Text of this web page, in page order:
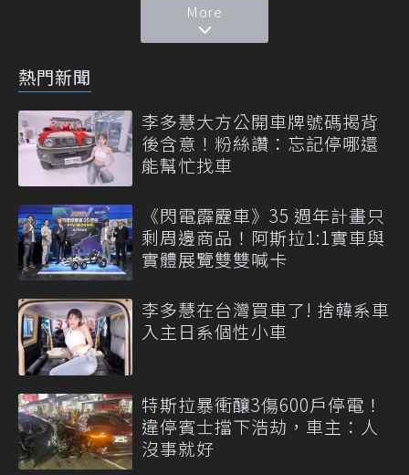
More
熱門新聞
李多慧大方公開車牌號碼揭背
後含意！粉絲讚：忘記停哪還
能幫忙找車
《閃電霹靂車》35 週年計畫只
剩周邊商品！阿斯拉1:1實車與
實體展覽雙雙喊卡
李多慧在台灣買車了! 捨韓系車
入主日系個性小車
特斯拉暴衝釀3傷600戶停電！
違停賓士擋下浩劫，車主：人
沒事就好